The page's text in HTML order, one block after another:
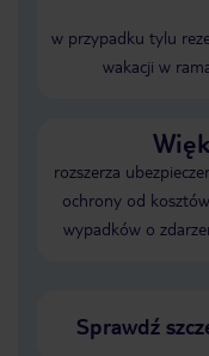
w przypadku tylu
wakacji w
rozszerza
ochrony od
wypadków o
Sprawdź